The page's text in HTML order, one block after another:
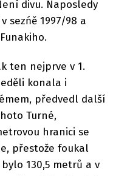
divu. Naposledy
sezńě 1997/98 a
ten nejprve v 1.
konala i
předvedl další
Turné,
hranici se
přestože foukal
130,5 metrů a v